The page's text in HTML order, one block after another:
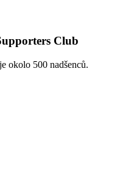
Club
okolo 500 nadšenců.